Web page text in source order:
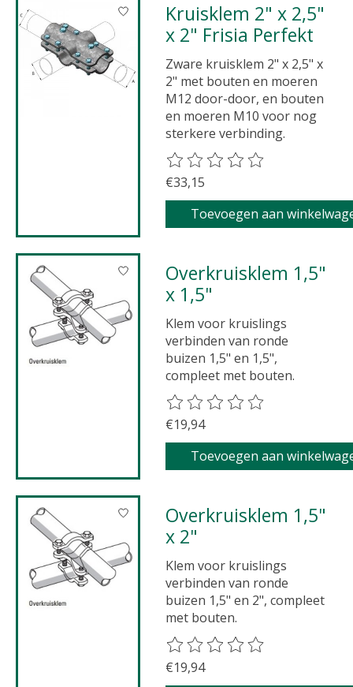
Kruisklem 2" x 2,5"
x 2" Frisia Perfekt
Zware kruisklem 2" x 2,5" x
2" met bouten en moeren
M12 door-door, en bouten
en moeren M10 voor nog
sterkere verbinding.
De beoordeling van dit
€33,15
Toevoegen aan
Overkruisklem 1,5"
x 1,5"
Klem voor kruislings
verbinden van ronde
buizen 1,5" en 1,5",
compleet met bouten.
De beoordeling van dit
€19,94
Toevoegen aan
Overkruisklem 1,5"
x 2"
Klem voor kruislings
verbinden van ronde
buizen 1,5" en 2", compleet
met bouten.
De beoordeling van dit
€19,94